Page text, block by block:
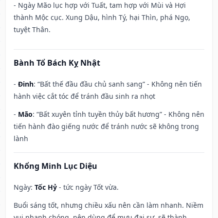
- Ngày Mão lục hợp với Tuất, tam hợp với Mùi và Hợi
thành Mộc cục. Xung Dậu, hình Tý, hại Thìn, phá Ngọ,
tuyệt Thân.
Bành Tổ Bách Kỵ Nhật
- Đinh: “Bất thế đầu đầu chủ sanh sang” - Không nên tiến
hành việc cắt tóc để tránh đầu sinh ra nhọt
- Mão: “Bất xuyên tỉnh tuyền thủy bất hương” - Không nên
tiến hành đào giếng nước để tránh nước sẽ không trong
lành
Khổng Minh Lục Diệu
Ngày: Tốc Hỷ - tức ngày Tốt vừa.
Buổi sáng tốt, nhưng chiều xấu nên cần làm nhanh. Niềm